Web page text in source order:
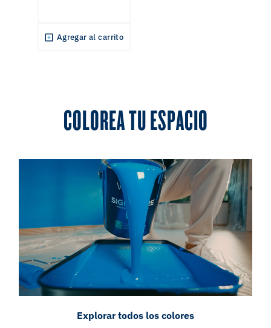
Agregar al carrito
COLOREA TU ESPACIO
Explorar todos los colores